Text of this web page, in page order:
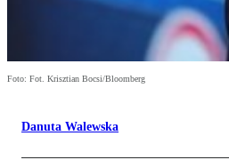
Foto: Fot. Krisztian Bocsi/Bloomberg
Danuta Walewska